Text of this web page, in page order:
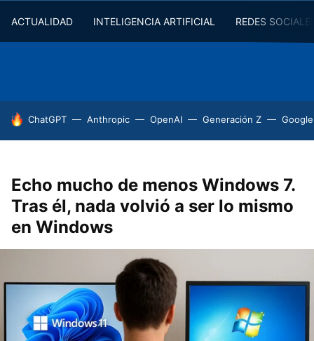
ACTUALIDAD INTELIGENCIA ARTIFICIAL REDES
HOY SE HABLA DE
ChatGPT Anthropic OpenAI Generación Z
Echo mucho de menos Windows 7.
Tras él, nada volvió a ser lo mismo
en Windows